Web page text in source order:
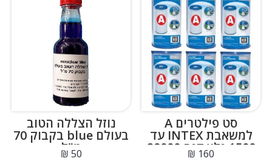
סט פילטרים A
למשאבת INTEX עד
1500 גלון דגם 29000
₪
נוזל הצללה הטוב
בעולם blue בקבוק 70
מ"ל
₪